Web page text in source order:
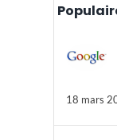
18 mars